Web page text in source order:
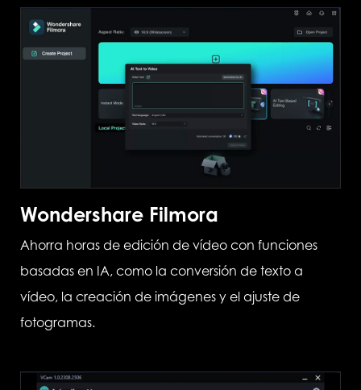
Wondershare Filmora
Ahorra horas de edición de vídeo con funciones
basadas en IA, como la conversión de texto a
vídeo, la creación de imágenes y el ajuste de
fotogramas.